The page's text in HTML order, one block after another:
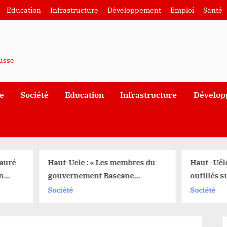
Education Infrastructure Développement Emploi Santé
Société Education Infrastructure
Uele : « Les membres du
Baseane
Nangaa sont engouffrés dans
Haut -Uélé :plus de 100
outillés sur